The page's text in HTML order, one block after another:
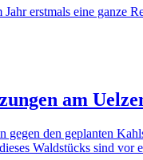
erstmals eine
am
den geplanten
Waldstücks sind